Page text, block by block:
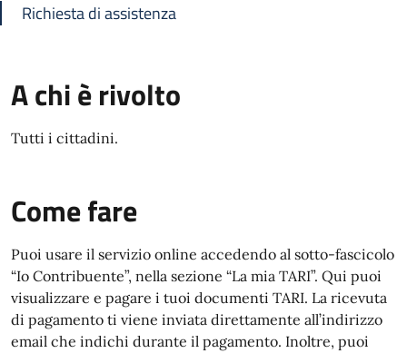
Richiesta di assistenza
A chi è rivolto
Tutti i cittadini.
Come fare
Puoi usare il servizio online accedendo al sotto-fascicolo
“Io Contribuente”, nella sezione “La mia TARI”. Qui puoi
visualizzare e pagare i tuoi documenti TARI. La ricevuta
di pagamento ti viene inviata direttamente all’indirizzo
email che indichi durante il pagamento. Inoltre, puoi